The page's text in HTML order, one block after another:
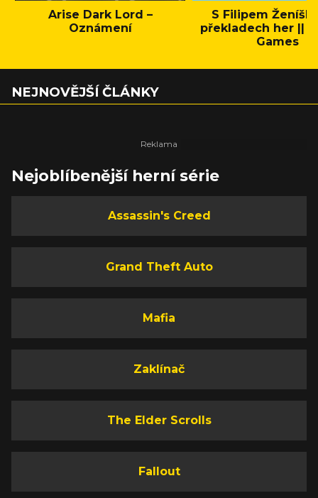
Arise Dark Lord –
Oznámení
S Filipem
překladech her ||
Games
NEJNOVĚJŠÍ ČLÁNKY
Nejoblíbenější herní série
Assassin's Creed
Grand Theft Auto
Mafia
Zaklínač
The Elder Scrolls
Fallout